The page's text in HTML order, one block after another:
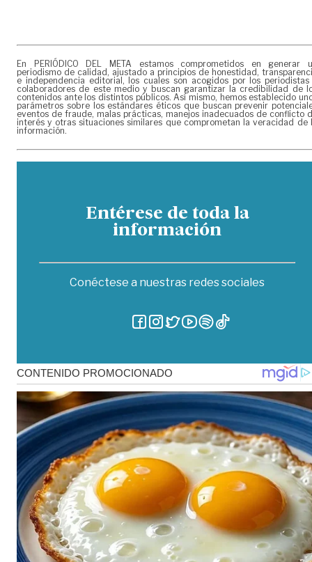
En PERIÓDICO DEL META estamos comprometidos en generar
periodismo de calidad, ajustado a principios de honestidad,
e independencia editorial, los cuales son acogidos por los periodistas
colaboradores de este medio y buscan garantizar la credibilidad de
contenidos ante los distintos públicos. Así mismo, hemos establecido
parámetros sobre los estándares éticos que buscan prevenir
eventos de fraude, malas prácticas, manejos inadecuados de conflicto
interés y otras situaciones similares que comprometan la veracidad de
información.
Entérese de toda la
información
Conéctese a nuestras redes sociales